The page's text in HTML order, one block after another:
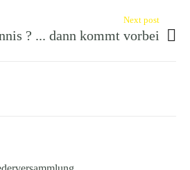
Next post
? ... dann kommt vorbei